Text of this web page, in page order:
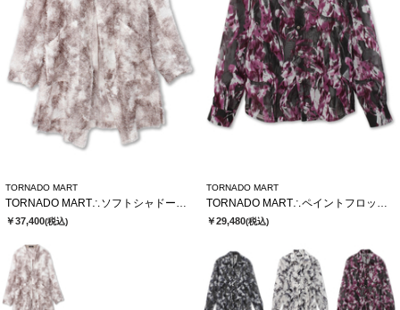
TORNADO MART
TORNADO MART∴ソフトシャドーカットJQロングカーデ
￥37,400(税込)
TORNADO MART
TORNADO MART∴ペイントフロッキーオーガンジーシャツ
￥29,480(税込)